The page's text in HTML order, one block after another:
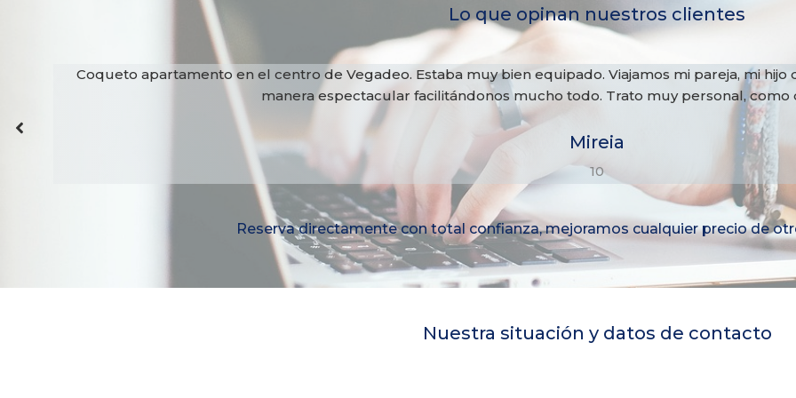
Lo que opinan nuestros clientes
Coqueto apartamento en el centro de Vegadeo. Estaba muy bien equipado. Viajamos mi pareja, mi hijo
manera espectacular facilitándonos mucho todo. Trato muy personal, como
Mireia
10
Reserva directamente con total confianza, mejoramos cualquier precio de
Nuestra situación y datos de contacto